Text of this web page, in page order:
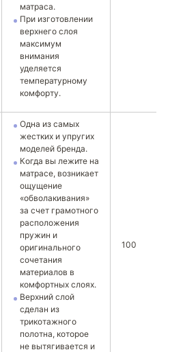
матраса.
При изготовлении
верхнего слоя
максимум
внимания
уделяется
температурному
комфорту.
Одна из самых
жестких и упругих
моделей бренда.
Когда вы лежите на
матрасе, возникает
ощущение
«обволакивания»
за счет грамотного
расположения
пружин и
оригинального
сочетания
материалов в
комфортных слоях.
Верхний слой
сделан из
трикотажного
полотна, которое
не вытягивается и
100